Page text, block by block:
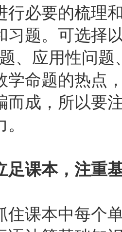
行必要的梳理
习题。可选择
、应用性问
学命题的热点
而成，所以要
课本，注重
课本中每个单